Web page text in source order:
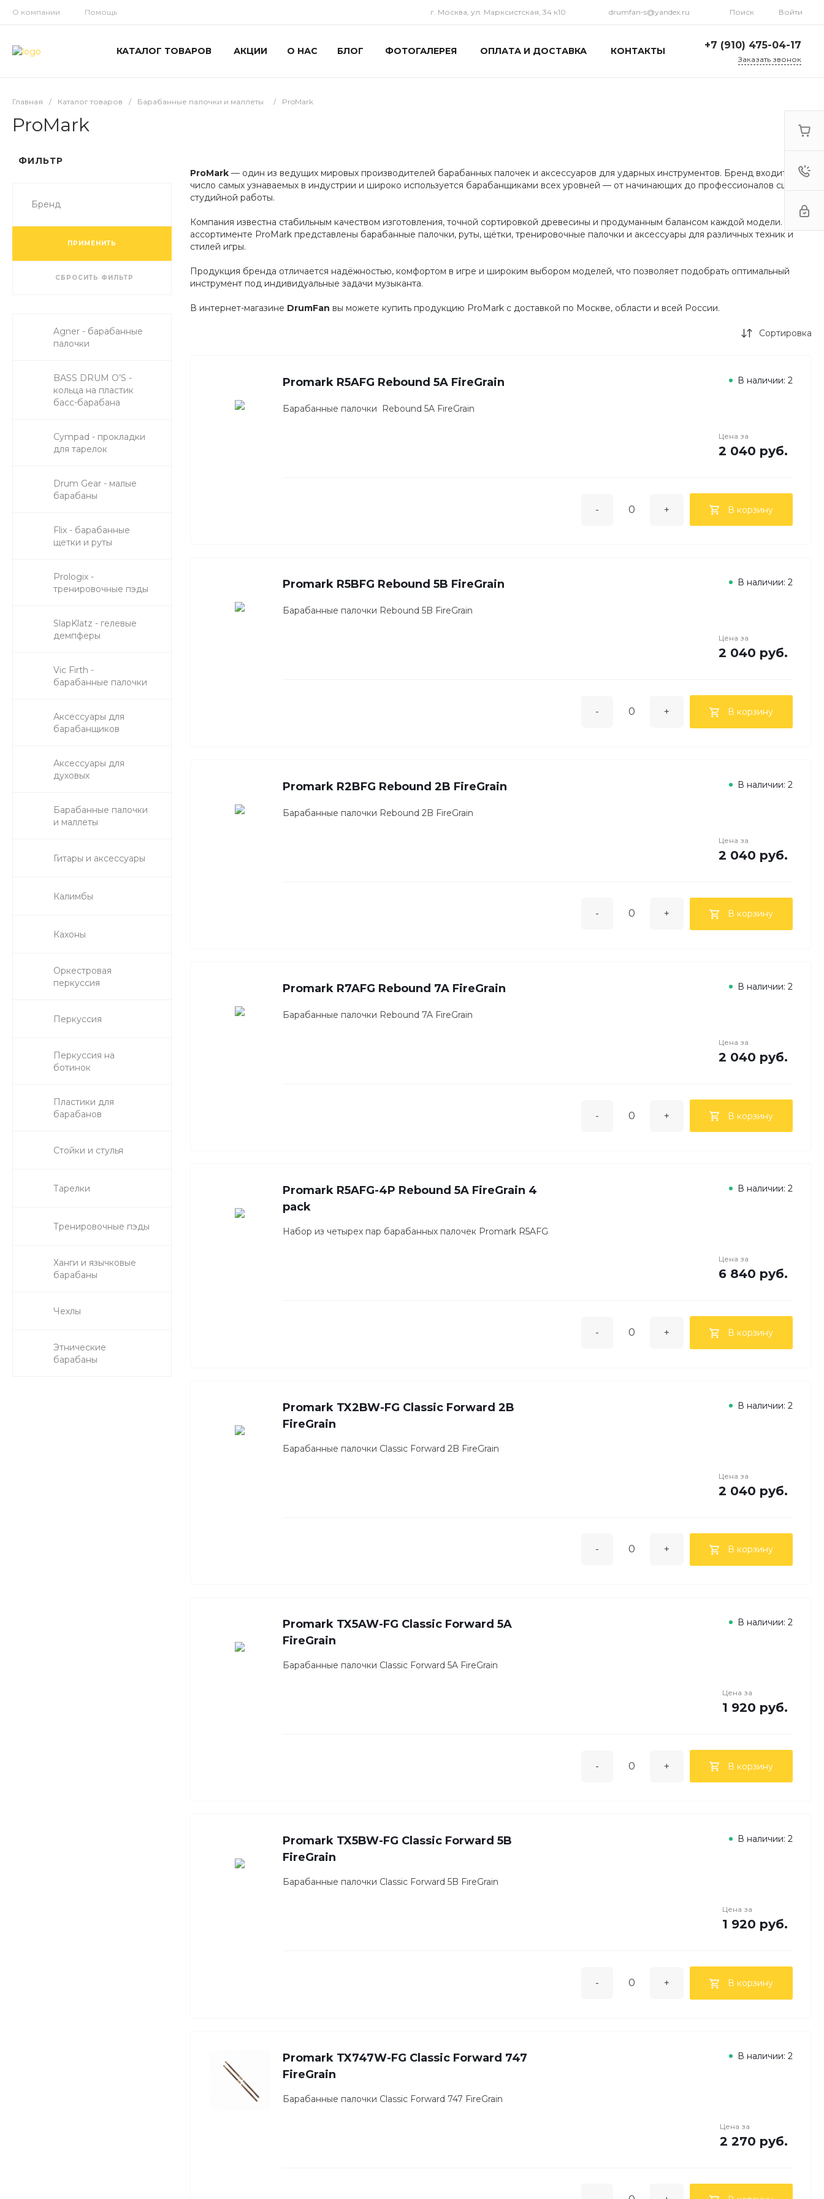
О компании Помощь г. Москва, ул. Марксистская, 34 к10 drumfan-s@yandex.ru Поиск Войти
КАТАЛОГ ТОВАРОВ АКЦИИ О НАС БЛОГ ФОТОГАЛЕРЕЯ ОПЛАТА И ДОСТАВКА КОНТАКТЫ
+7 (910) 475-04-17
г. Москва, 2-й
Кожуховский пр-д, 23
drumfan-s@yandex.ru
Заказать звонок
Главная / Каталог товаров / Барабанные палочки и маллеты / ProMark
ProMark
ФИЛЬТР
Бренд
ПРИМЕНИТЬ
СБРОСИТЬ ФИЛЬТР
Agner - барабанные
палочки
BASS DRUM O’S -
кольца на пластик
басс-барабана
Cympad - прокладки
для тарелок
Drum Gear - малые
барабаны
Flix - барабанные
щетки и руты
Prologix -
тренировочные пэды
SlapKlatz - гелевые
демпферы
Vic Firth -
барабанные палочки
Аксессуары для
барабанщиков
Аксессуары для
духовых
Барабанные палочки
и маллеты
Гитары и аксессуары
Калимбы
Кахоны
Оркестровая
перкуссия
Перкуссия
Перкуссия на
ботинок
Пластики для
барабанов
Стойки и стулья
Тарелки
Тренировочные пэды
Ханги и язычковые
барабаны
Чехлы
Этнические
барабаны
ProMark — один из ведущих мировых производителей барабанных палочек и аксессуаров для ударных инструментов. Бренд входит в
число самых узнаваемых в индустрии и широко используется барабанщиками всех уровней — от начинающих до профессионалов сцены и
студийной работы.
Компания известна стабильным качеством изготовления, точной сортировкой древесины и продуманным балансом каждой модели. В
ассортименте ProMark представлены барабанные палочки, руты, щётки, тренировочные палочки и аксессуары для различных техник и
стилей игры.
Продукция бренда отличается надёжностью, комфортом в игре и широким выбором моделей, что позволяет подобрать оптимальный
инструмент под индивидуальные задачи музыканта.
В интернет-магазине DrumFan вы можете купить продукцию ProMark с доставкой по Москве, области и всей России.
Сортировка
Promark R5AFG Rebound 5A FireGrain В наличии: 2
Барабанные палочки Rebound 5A FireGrain
Цена за
2 040 руб.
- + В корзину
Promark R5BFG Rebound 5B FireGrain В наличии: 2
Барабанные палочки Rebound 5B FireGrain
Цена за
2 040 руб.
- + В корзину
Promark R2BFG Rebound 2B FireGrain В наличии: 2
Барабанные палочки Rebound 2B FireGrain
Цена за
2 040 руб.
- + В корзину
Promark R7AFG Rebound 7A FireGrain В наличии: 2
Барабанные палочки Rebound 7A FireGrain
Цена за
2 040 руб.
- + В корзину
Promark R5AFG-4P Rebound 5A FireGrain 4
pack
В наличии: 2
Набор из четырех пар барабанных палочек Promark R5AFG
Цена за
6 840 руб.
- + В корзину
Promark TX2BW-FG Classic Forward 2B
FireGrain
В наличии: 2
Барабанные палочки Classic Forward 2B FireGrain
Цена за
2 040 руб.
- + В корзину
Promark TX5AW-FG Classic Forward 5A
FireGrain
В наличии: 2
Барабанные палочки Classic Forward 5A FireGrain
Цена за
1 920 руб.
- + В корзину
Promark TX5BW-FG Classic Forward 5B
FireGrain
В наличии: 2
Барабанные палочки Classic Forward 5B FireGrain
Цена за
1 920 руб.
- + В корзину
Promark TX747W-FG Classic Forward 747
FireGrain
В наличии: 2
Барабанные палочки Classic Forward 747 FireGrain
Цена за
2 270 руб.